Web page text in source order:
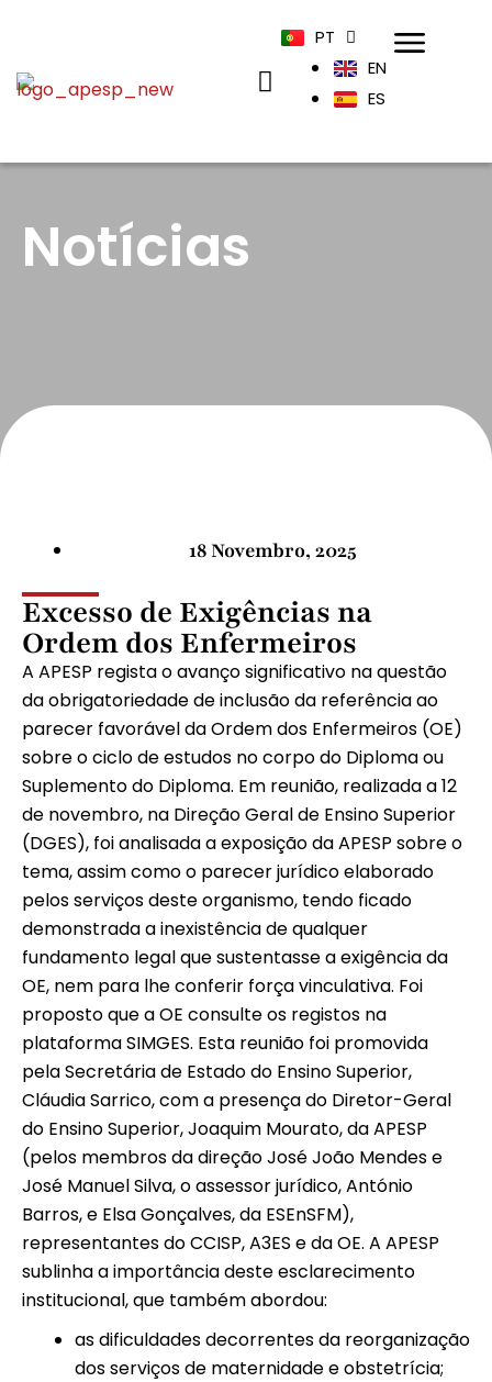
PT
EN
ES
Notícias
18 Novembro, 2025
Excesso de Exigências na
Ordem dos Enfermeiros
A APESP regista o avanço significativo na questão
da obrigatoriedade de inclusão da referência ao
parecer favorável da Ordem dos Enfermeiros (OE)
sobre o ciclo de estudos no corpo do Diploma ou
Suplemento do Diploma. Em reunião, realizada a 12
de novembro, na Direção Geral de Ensino Superior
(DGES), foi analisada a exposição da APESP sobre o
tema, assim como o parecer jurídico elaborado
pelos serviços deste organismo, tendo ficado
demonstrada a inexistência de qualquer
fundamento legal que sustentasse a exigência da
OE, nem para lhe conferir força vinculativa. Foi
proposto que a OE consulte os registos na
plataforma SIMGES. Esta reunião foi promovida
pela Secretária de Estado do Ensino Superior,
Cláudia Sarrico, com a presença do Diretor-Geral
do Ensino Superior, Joaquim Mourato, da APESP
(pelos membros da direção José João Mendes e
José Manuel Silva, o assessor jurídico, António
Barros, e Elsa Gonçalves, da ESEnSFM),
representantes do CCISP, A3ES e da OE. A APESP
sublinha a importância deste esclarecimento
institucional, que também abordou:
as dificuldades decorrentes da reorganização
dos serviços de maternidade e obstetrícia;